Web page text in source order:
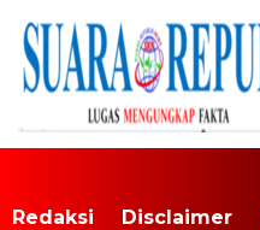
Redaksi Disclaimer